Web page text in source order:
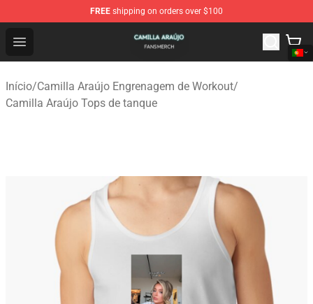
FREE shipping on orders over $100
Open menu
Camilla Araújo Shop - Official Camilla Araújo
Início/Camilla Araújo Engrenagem de Workout/
Camilla Araújo Tops de tanque